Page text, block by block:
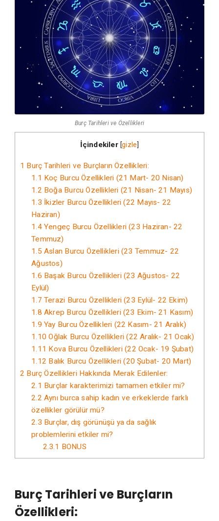
Burç Tarihleri ve Özellikleri
İçindekiler [gizle]
1 Burç Tarihleri ve Burçların Özellikleri:
1.1 Koç Burcu Özellikleri (21 Mart- 20 Nisan)
1.2 Boğa Burcu Özellikleri (21 Nisan- 21 Mayıs)
1.3 İkizler Burcu Özellikleri (22 Mayıs- 22
Haziran)
1.4Yengeç Burcu Özellikleri (23 Haziran- 22
Temmuz)
1.5 Aslan Burcu Özellikleri (23 Temmuz- 22
Ağustos)
1.6 Başak Burcu Özellikleri (23 Ağustos- 22
Eylül)
1.7 Terazi Burcu Özellikleri (23 Eylül- 22 Ekim)
1.8 Akrep Burcu Özellikleri (23 Ekim- 21 Kasım)
1.9Yay Burcu Özellikleri (22 Kasım- 21 Aralık)
1.10 Oğlak Burcu Özellikleri (22 Aralık- 21 Ocak)
1.11 Kova Burcu Özellikleri (22 Ocak- 19 Şubat)
1.12 Balık Burcu Özellikleri (20 Şubat- 20 Mart)
2 Burç Özellikleri Hakkında Merak Edilenler:
2.1 Burçlar karakterimizi tamamen etkiler mi?
2.2 Aynı burca sahip kadın ve erkeklerde farklı
özellikler görülür mü?
2.3 Burçlar, dış görünüşü ya da sağlık
problemlerini etkiler mi?
2.3.1 BONUS
Burç Tarihleri ve Burçların
Özellikleri: